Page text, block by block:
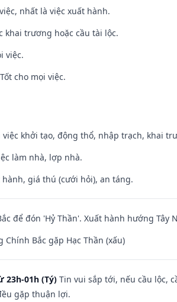
nhất là việc xuất hành.
khai trương hoặc cầu tài lộc.
việc.
cho mọi việc.
việc khởi tạo, động thổ, nhập trạch, khai
làm nhà, lợp nhà.
hành, giá thú (cưới hỏi), an táng.
để đón 'Hỷ Thần'. Xuất hành hướng Tây
Bắc gặp Hạc Thần (xấu)
23h-01h (Tý) Tin vui sắp tới, nếu cầu lộc,
gặp thuận lợi.